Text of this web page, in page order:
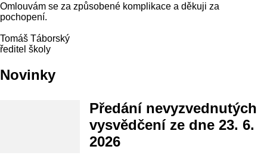
Omlouvám se za způsobené komplikace a děkuji za
pochopení.
Tomáš Táborský
ředitel školy
Novinky
Předání nevyzvednutých
vysvědčení ze dne 23. 6.
2026